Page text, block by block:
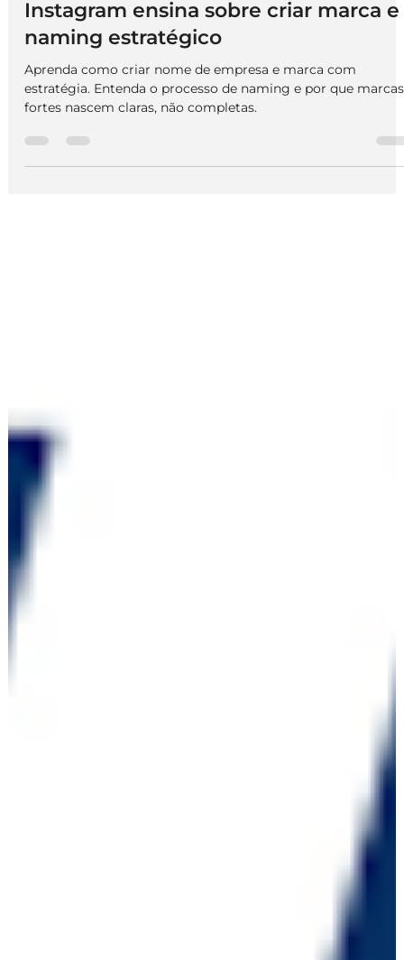
Criar nome de empresa: o que o
Instagram ensina sobre criar marca e
naming estratégico
Aprenda como criar nome de empresa e marca com
fortes nascem claras, não completas.